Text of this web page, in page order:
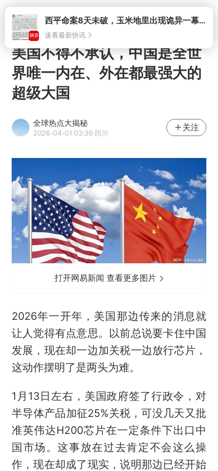
打开
美国不得不承认，中国是全世
界唯一内在、外在都最强大的
超级大国
全球热点大揭秘
2026-04-01 03:36·四川
关注
打开网易新闻 查看更多图片
2026年一开年，美国那边传来的消息就
让人觉得有点意思。以前总说要卡住中国
发展，现在却一边加关税一边放行芯片，
这动作摆明了是两头为难。
1月13日左右，美国政府签了行政令，对
半导体产品加征25%关税，可没几天又批
准英伟达H200芯片在一定条件下出口中
国市场。这事放在过去肯定不会这么操
作，现在却成了现实，说明那边已经开始